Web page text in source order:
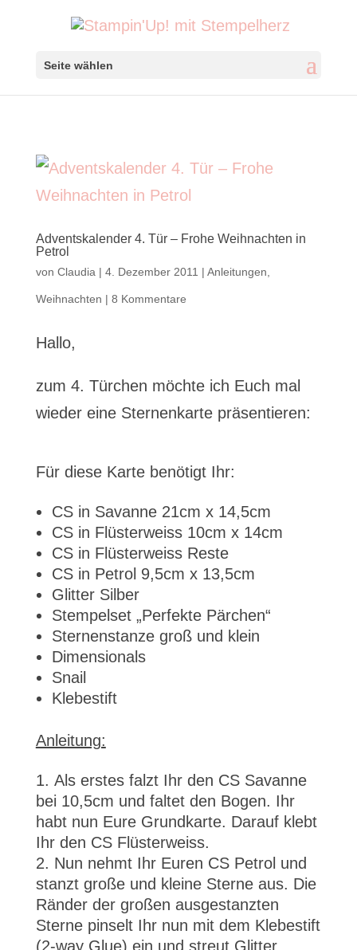
Seite wählen
Adventskalender 4. Tür – Frohe Weihnachten in
Petrol
von Claudia | 4. Dezember 2011 | Anleitungen
Weihnachten | 8 Kommentare
Hallo,
zum 4. Türchen möchte ich Euch mal
wieder eine Sternenkarte präsentieren:
Für diese Karte benötigt Ihr:
CS in Savanne 21cm x 14,5cm
CS in Flüsterweiss 10cm x 14cm
CS in Flüsterweiss Reste
CS in Petrol 9,5cm x 13,5cm
Glitter Silber
Stempelset „Perfekte Pärchen“
Sternenstanze groß und klein
Dimensionals
Snail
Klebestift
Anleitung:
Als erstes falzt Ihr den CS Savanne
bei 10,5cm und faltet den Bogen. Ihr
habt nun Eure Grundkarte. Darauf klebt
Ihr den CS Flüsterweiss.
Nun nehmt Ihr Euren CS Petrol und
stanzt große und kleine Sterne aus. Die
Ränder der großen ausgestanzten
Sterne pinselt Ihr nun mit dem Klebestift
(2-way Glue) ein und streut Glitter